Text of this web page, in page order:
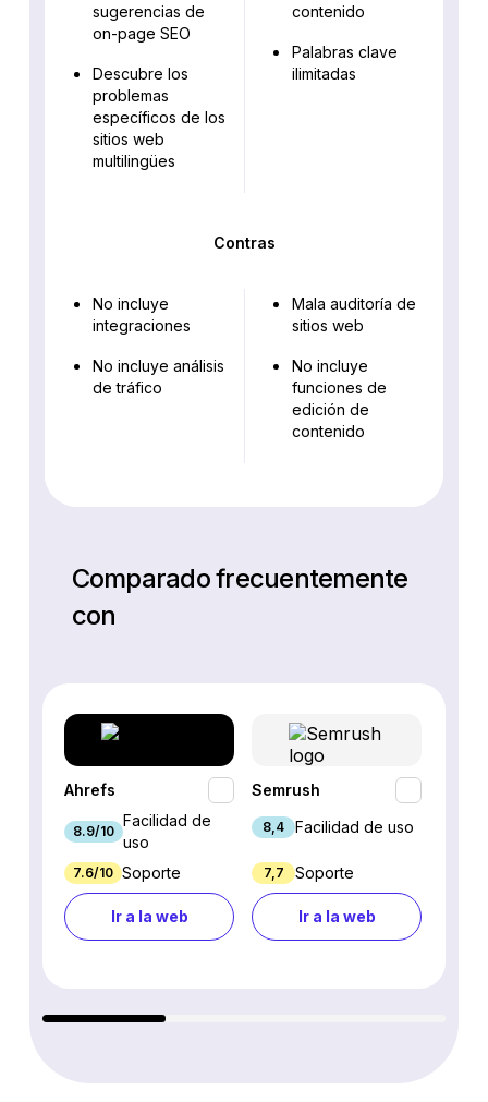
sugerencias de
on-page SEO
Descubre los
problemas
específicos de los
sitios web
multilingües
contenido
Palabras clave
ilimitadas
Contras
No incluye
integraciones
No incluye análisis
de tráfico
Mala auditoría de
sitios web
No incluye
funciones de
edición de
contenido
Comparado frecuentemente
con
Ahrefs
8.9/10
Facilidad de
uso
7.6/10 Soporte
Ir a la web
Semrush
8,4 Facilidad de uso
7,7 Soporte
Ir a la web